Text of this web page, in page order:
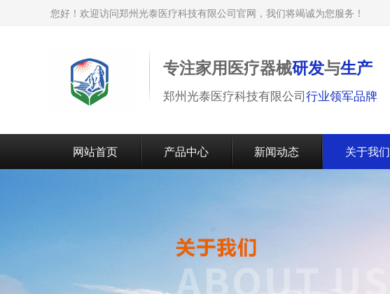
您好！欢迎访问郑州光泰医疗科技有限公司官网，我们将竭诚为您服务！
专注家用医疗器械研发与生产
郑州光泰医疗科技有限公司行业领军品牌
网站首页 产品中心 新闻动态 关于我们